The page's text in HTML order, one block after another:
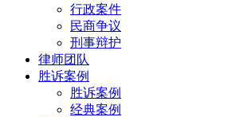
行政案件
民商争议
刑事辩护
律师团队
胜诉案例
胜诉案例
经典案例